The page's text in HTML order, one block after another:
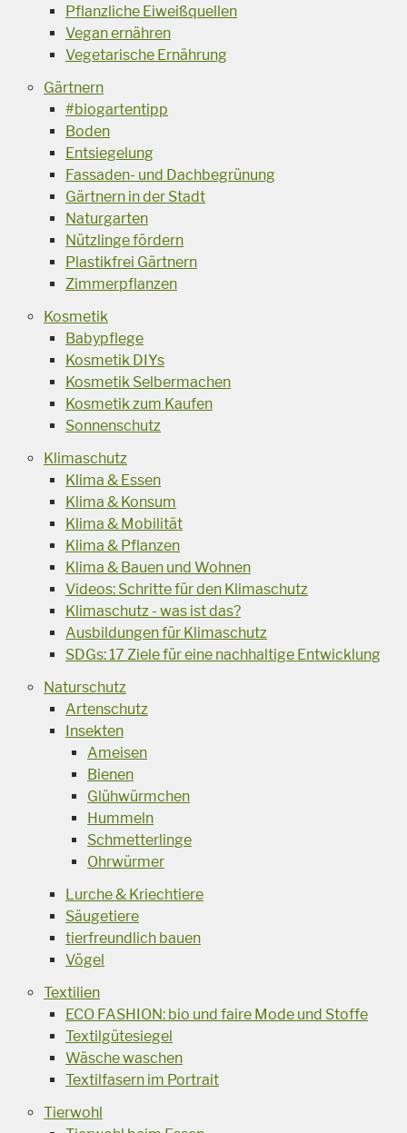
Pflanzliche Eiweißquellen
Vegan ernähren
Vegetarische Ernährung
Gärtnern
#biogartentipp
Boden
Entsiegelung
Fassaden- und Dachbegrünung
Gärtnern in der Stadt
Naturgarten
Nützlinge fördern
Plastikfrei Gärtnern
Zimmerpflanzen
Kosmetik
Babypflege
Kosmetik DIYs
Kosmetik Selbermachen
Kosmetik zum Kaufen
Sonnenschutz
Klimaschutz
Klima & Essen
Klima & Konsum
Klima & Mobilität
Klima & Pflanzen
Klima & Bauen und Wohnen
Videos: Schritte für den Klimaschutz
Klimaschutz - was ist das?
Ausbildungen für Klimaschutz
SDGs: 17 Ziele für eine nachhaltige Entwicklung
Naturschutz
Artenschutz
Insekten
Ameisen
Bienen
Glühwürmchen
Hummeln
Schmetterlinge
Ohrwürmer
Lurche & Kriechtiere
Säugetiere
tierfreundlich bauen
Vögel
Textilien
ECO FASHION: bio und faire Mode und Stoffe
Textilgütesiegel
Wäsche waschen
Textilfasern im Portrait
Tierwohl